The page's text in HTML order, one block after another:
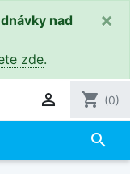
nad
zde.
×
 shopping_cart (0)
search